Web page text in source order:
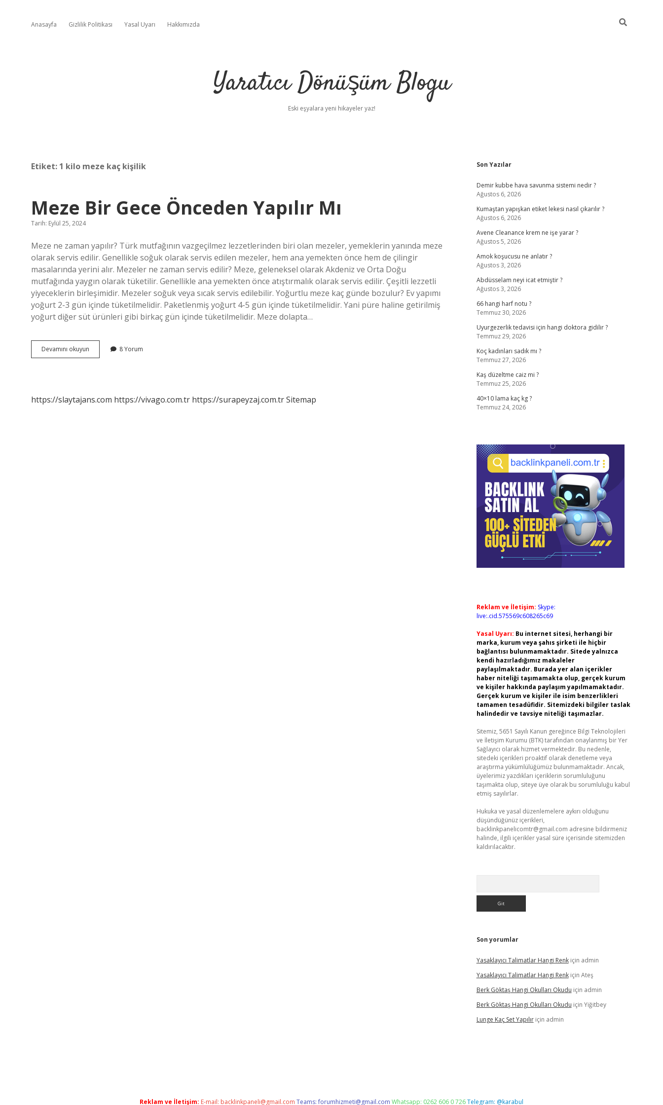
Anasayfa Gizlilik Politikası Yasal Uyarı Hakkımızda
Yaratıcı Dönüşüm Blogu
Eski eşyalara yeni hikayeler yaz!
Etiket: 1 kilo meze kaç kişilik
Meze Bir Gece Önceden Yapılır Mı
Tarih: Eylül 25, 2024
Meze ne zaman yapılır? Türk mutfağının vazgeçilmez lezzetlerinden biri olan mezeler, yemeklerin yanında meze
olarak servis edilir. Genellikle soğuk olarak servis edilen mezeler, hem ana yemekten önce hem de çilingir
masalarında yerini alır. Mezeler ne zaman servis edilir? Meze, geleneksel olarak Akdeniz ve Orta Doğu
mutfağında yaygın olarak tüketilir. Genellikle ana yemekten önce atıştırmalık olarak servis edilir. Çeşitli lezzetli
yiyeceklerin birleşimidir. Mezeler soğuk veya sıcak servis edilebilir. Yoğurtlu meze kaç günde bozulur? Ev yapımı
yoğurt 2-3 gün içinde tüketilmelidir. Paketlenmiş yoğurt 4-5 gün içinde tüketilmelidir. Yani püre haline getirilmiş
yoğurt diğer süt ürünleri gibi birkaç gün içinde tüketilmelidir. Meze dolapta…
Devamını okuyun
Bir
8 Yorum
https://slaytajans.com https://vivago.com.tr https://surapeyzaj.com.trSitemap
Sidebar
Son Yazılar
Demir kubbe hava savunma sistemi nedir ?
Ağustos 6, 2026
Kumaştan yapışkan etiket lekesi nasıl çıkarılır ?
Ağustos 6, 2026
Avene Cleanance krem ne işe yarar ?
Ağustos 5, 2026
Amok koşucusu ne anlatır ?
Ağustos 3, 2026
Abdüsselam neyi icat etmiştir ?
Ağustos 3, 2026
66 hangi harf notu ?
Temmuz 30, 2026
Uyurgezerlik tedavisi için hangi doktora gidilir ?
Temmuz 29, 2026
Koç kadınları sadık mı ?
Temmuz 27, 2026
Kaş düzeltme caiz mi ?
Temmuz 25, 2026
40×10 lama kaç kg ?
Temmuz 24, 2026
Reklam ve İletişim: Skype:
live:.cid.575569c608265c69
Yasal Uyarı: Bu internet sitesi, herhangi bir
marka, kurum veya şahıs şirketi ile hiçbir
bağlantısı bulunmamaktadır. Sitede yalnızca
kendi hazırladığımız makaleler
paylaşılmaktadır. Burada yer alan içerikler
haber niteliği taşımamakta olup, gerçek kurum
ve kişiler hakkında paylaşım yapılmamaktadır.
Gerçek kurum ve kişiler ile isim benzerlikleri
tamamen tesadüfidir. Sitemizdeki bilgiler taslak
halindedir ve tavsiye niteliği taşımazlar.
Sitemiz, 5651 Sayılı Kanun gereğince Bilgi Teknolojileri
ve İletişim Kurumu (BTK) tarafından onaylanmış bir Yer
Sağlayıcı olarak hizmet vermektedir. Bu nedenle,
sitedeki içerikleri proaktif olarak denetleme veya
araştırma yükümlülüğümüz bulunmamaktadır. Ancak,
üyelerimiz yazdıkları içeriklerin sorumluluğunu
taşımakta olup, siteye üye olarak bu sorumluluğu kabul
etmiş sayılırlar.
Hukuka ve yasal düzenlemelere aykırı olduğunu
düşündüğünüz içerikleri,
backlinkpanelicomtr@gmail.com adresine bildirmeniz
halinde, ilgili içerikler yasal süre içerisinde sitemizden
kaldırılacaktır.
Son yorumlar
Yasaklayıcı Talimatlar Hangi Renkiçin admin
Yasaklayıcı Talimatlar Hangi Renkiçin Ateş
Berk Göktaş Hangi Okulları Okudu için admin
Berk Göktaş Hangi Okulları Okudu için Yiğitbey
Lunge Kaç Set Yapılıriçin admin
Reklam ve İletişim: E-mail: backlinkpaneli@gmail.com Teams:forumhizmeti@gmail.com Whatsapp: 0262 606 0 726Telegram: @karabul